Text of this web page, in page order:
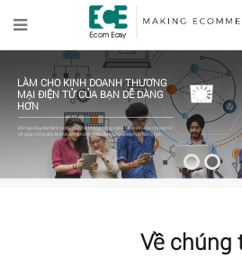
KẾT NỐI NHÃN HÀNG VỚI 5000+
CỘNG TÁC VIÊN BÁN HÀNG TRÊN
MẠNG XÃ HỘI VÀ NGƯỜI NỔI
TIẾNG
Chúng tôi có hệ thống thông minh giúp kết nối Cộng tác viên bán hàng
trên mạng xã hội và người nổi tiếng với các thương hiệu uy tín để tăng
doanh số bán hàng qua kênh phân phối mới mẻ này.
Về chúng